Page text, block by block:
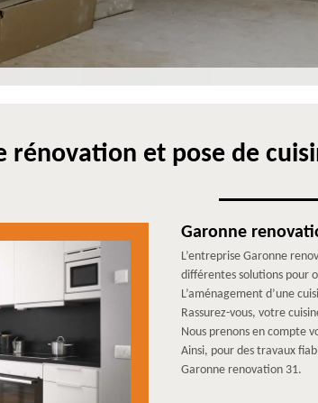
rénovation et pose de
Garonne
L’entreprise Garonne
différentes solutions pour
L’aménagement d’une
Rassurez-vous, votre
Nous prenons en compte
Ainsi, pour des travaux
Garonne renovation 31.